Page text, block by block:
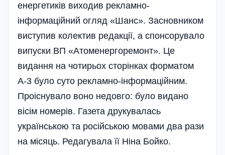
енергетиків виходив рекламно-
інформаційний огляд «Шанс». Засновником
виступив колектив редакції, а спонсорувало
випуски ВП «Атоменергоремонт». Це
видання на чотирьох сторінках форматом
А-3 було суто рекламно-інформаційним.
Проіснувало воно недовго: було видано
вісім номерів. Газета друкувалась
українською та російською мовами два рази
на місяць. Редагувала її Ніна Бойко.